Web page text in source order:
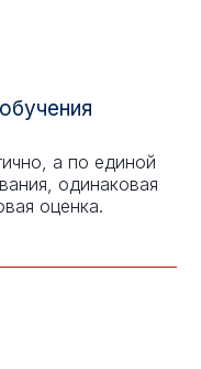
а по единой
одинаковая
оценка.